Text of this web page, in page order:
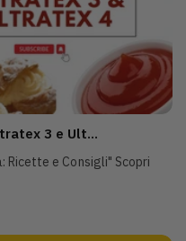
3 e Ult...
Ricette e Consigli" Scopri